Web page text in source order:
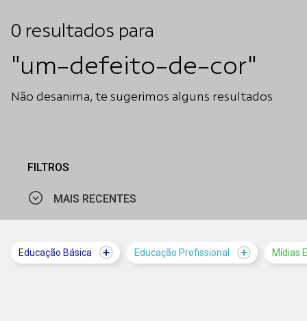
0 resultados para
"um-defeito-de-cor"
Não desanima, te sugerimos alguns resultados
FILTROS
MAIS RECENTES
Educação Básica Educação Profissional Mídias